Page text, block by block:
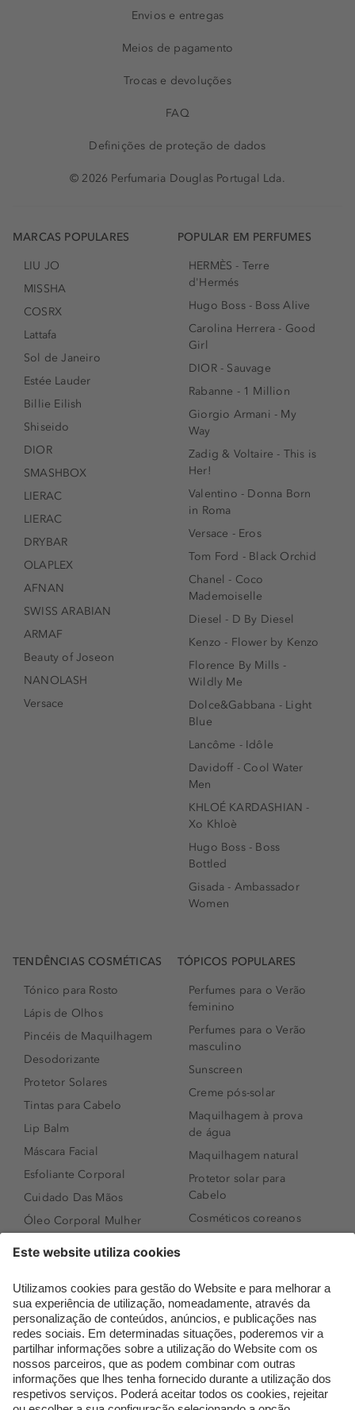
Envios e entregas
Meios de pagamento
Trocas e devoluções
FAQ
Definições de proteção de dados
© 2026 Perfumaria Douglas Portugal Lda.
MARCAS POPULARES
LIU JO
MISSHA
COSRX
Lattafa
Sol de Janeiro
Estée Lauder
Billie Eilish
Shiseido
DIOR
SMASHBOX
LIERAC
LIERAC
DRYBAR
OLAPLEX
AFNAN
SWISS ARABIAN
ARMAF
Beauty of Joseon
NANOLASH
Versace
POPULAR EM PERFUMES
HERMÈS - Terre
d'Hermés
Hugo Boss - Boss Alive
Carolina Herrera - Good
Girl
DIOR - Sauvage
Rabanne - 1 Million
Giorgio Armani - My
Way
Zadig & Voltaire - This is
Her!
Valentino - Donna Born
in Roma
Versace - Eros
Tom Ford - Black Orchid
Chanel - Coco
Mademoiselle
Diesel - D By Diesel
Kenzo - Flower by Kenzo
Florence By Mills -
Wildly Me
Dolce&Gabbana - Light
Blue
Lancôme - Idôle
Davidoff - Cool Water
Men
KHLOÉ KARDASHIAN -
Xo Khloè
Hugo Boss - Boss
Bottled
Gisada - Ambassador
Women
TENDÊNCIAS COSMÉTICAS
Tónico para Rosto
Lápis de Olhos
Pincéis de Maquilhagem
Desodorizante
Protetor Solares
Tintas para Cabelo
Lip Balm
Máscara Facial
Esfoliante Corporal
Cuidado Das Mãos
Óleo Corporal Mulher
Sérum de Rosto
Body mist & Spray
corporal
Produtos para Cabelo
Homem
Espuma de Limpeza
TÓPICOS POPULARES
Perfumes para o Verão
feminino
Perfumes para o Verão
masculino
Sunscreen
Creme pós-solar
Maquilhagem à prova
de água
Maquilhagem natural
Protetor solar para
Cabelo
Cosméticos coreanos
Perfumes árabes
Novidades
Melhores Perfumes
Femininos
TOP 10: Perfumes
Masculinos
Pestanas Postiças